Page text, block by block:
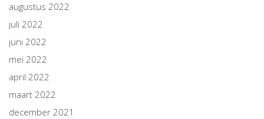
augustus 2022
juli 2022
juni 2022
mei 2022
april 2022
maart 2022
december 2021